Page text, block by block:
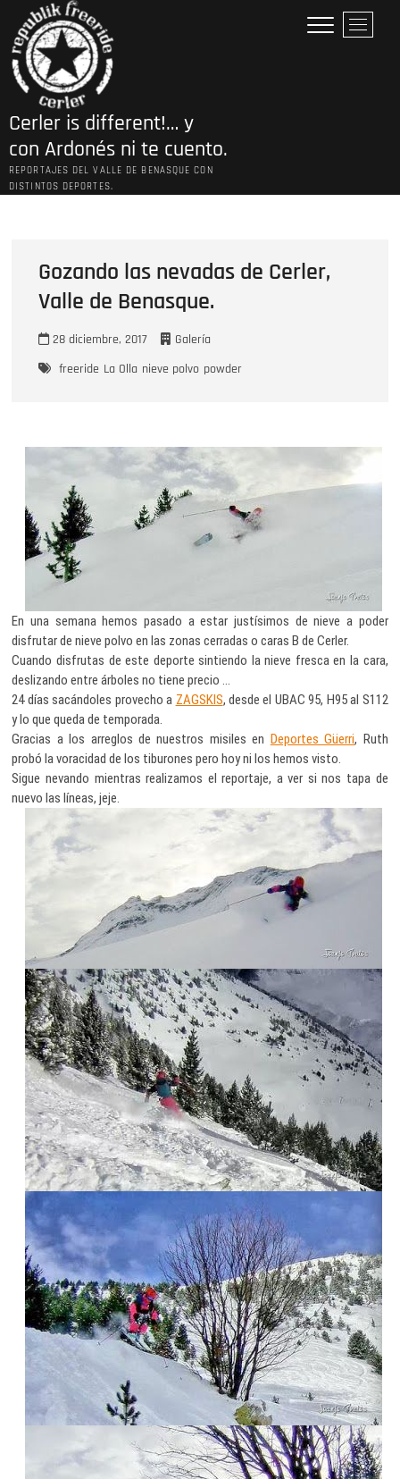
contenido
Cerler is different!… y
con Ardonés ni te cuento.
REPORTAJES DEL VALLE DE BENASQUE CON
DISTINTOS DEPORTES.
B
o
e
Gozando las nevadas de Cerler,
Valle de Benasque.
28 diciembre, 2017
Galería
freeride La Olla nieve polvo powder
En una semana hemos pasado a estar justísimos de nieve a poder
disfrutar de nieve polvo en las zonas cerradas o caras B de Cerler.
Cuando disfrutas de este deporte sintiendo la nieve fresca en la cara,
deslizando entre árboles no tiene precio …
24 días sacándoles provecho a ZAGSKIS, desde el UBAC 95, H95 al S112
y lo que queda de temporada.
Gracias a los arreglos de nuestros misiles en Deportes Güerri, Ruth
probó la voracidad de los tiburones pero hoy ni los hemos visto.
Sigue nevando mientras realizamos el reportaje, a ver si nos tapa de
nuevo las líneas, jeje.